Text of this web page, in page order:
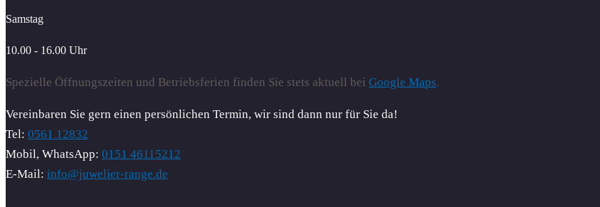
Samstag
10.00 - 16.00 Uhr
Spezielle Öffnungszeiten und Betriebsferien finden Sie stets aktuell bei Google Maps.
Vereinbaren Sie gern einen persönlichen Termin, wir sind dann nur für Sie da!
Tel: 0561 12832
Mobil, WhatsApp: 0151 46115212
E-Mail: info@juwelier-range.de